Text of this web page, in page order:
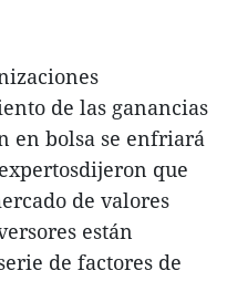
de las ganancias
en bolsa se enfriará
que
de valores
están
de factores de